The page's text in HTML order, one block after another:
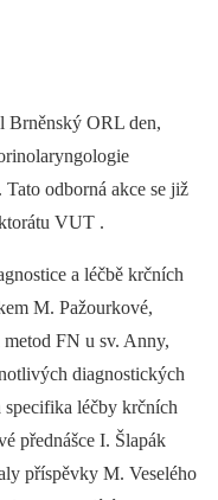
Brněnský ORL den,
odborná akce se již
VUT .
a léčbě krčních
M. Pažourkové,
FN u sv. Anny,
diagnostických
léčby krčních
přednášce I. Šlapák
příspěvky M. Veselého